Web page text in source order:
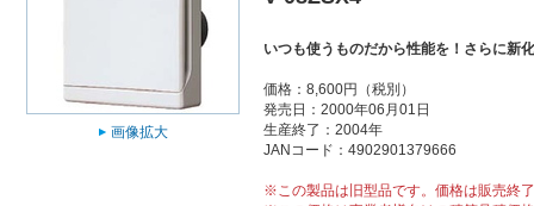
画像拡大
いつも使うものだから性能を！さらに新
価格：8,600円（税別）
発売日：2000年06月01日
生産終了：2004年
JANコード：4902901379666
※この製品は旧型品です。価格は販売終